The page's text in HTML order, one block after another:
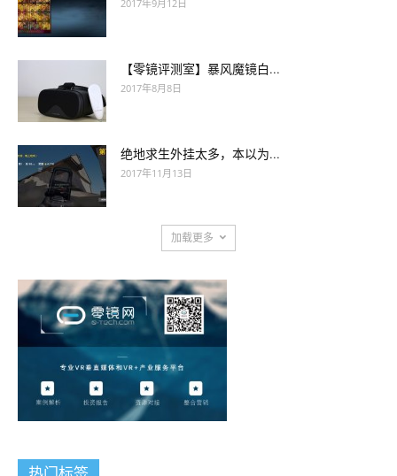
2017年9月12日
【零镜评测室】暴风魔镜白...
2017年8月8日
绝地求生外挂太多，本以为...
2017年11月13日
加载更多